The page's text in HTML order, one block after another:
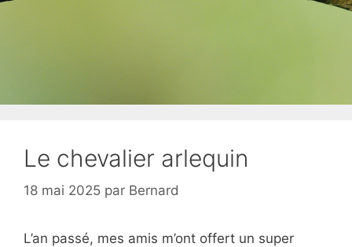
Le chevalier arlequin
18 mai 2025 par Bernard
L’an passé, mes amis m’ont offert un super